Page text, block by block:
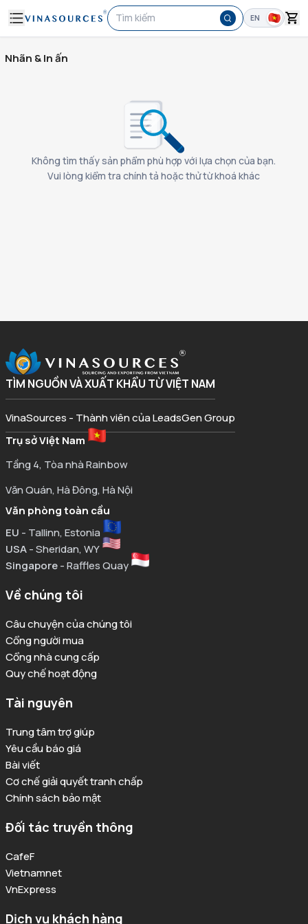
Tìm kiếm EN
Nhãn & In ấn
Không tìm thấy sản phẩm phù hợp với lựa chọn của bạn.
Vui lòng kiểm tra chính tả hoặc thử từ khoá khác
TÌM NGUỒN VÀ XUẤT KHẨU TỪ VIỆT NAM
VinaSources - Thành viên của LeadsGen Group
Trụ sở Việt Nam
Tầng 4, Tòa nhà Rainbow
Văn Quán, Hà Đông, Hà Nội
Văn phòng toàn cầu
EU - Tallinn, Estonia
USA- Sheridan, WY
Singapore- Raffles Quay
Về chúng tôi
Câu chuyện của chúng tôi
Cổng người mua
Cổng nhà cung cấp
Quy chế hoạt động
Tài nguyên
Trung tâm trợ giúp
Yêu cầu báo giá
Bài viết
Cơ chế giải quyết tranh chấp
Chính sách bảo mật
Đối tác truyền thông
CafeF
Vietnamnet
VnExpress
Dịch vụ khách hàng